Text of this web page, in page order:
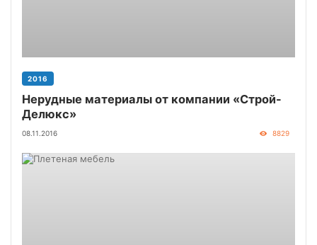
2016
Нерудные материалы от компании «Строй-
Делюкс»
08.11.2016 8829